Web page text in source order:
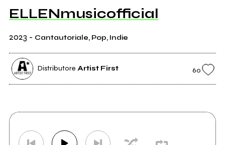
ELLENmusicofficial
2023 - Cantautoriale, Pop, Indie
Distributore Artist First 60